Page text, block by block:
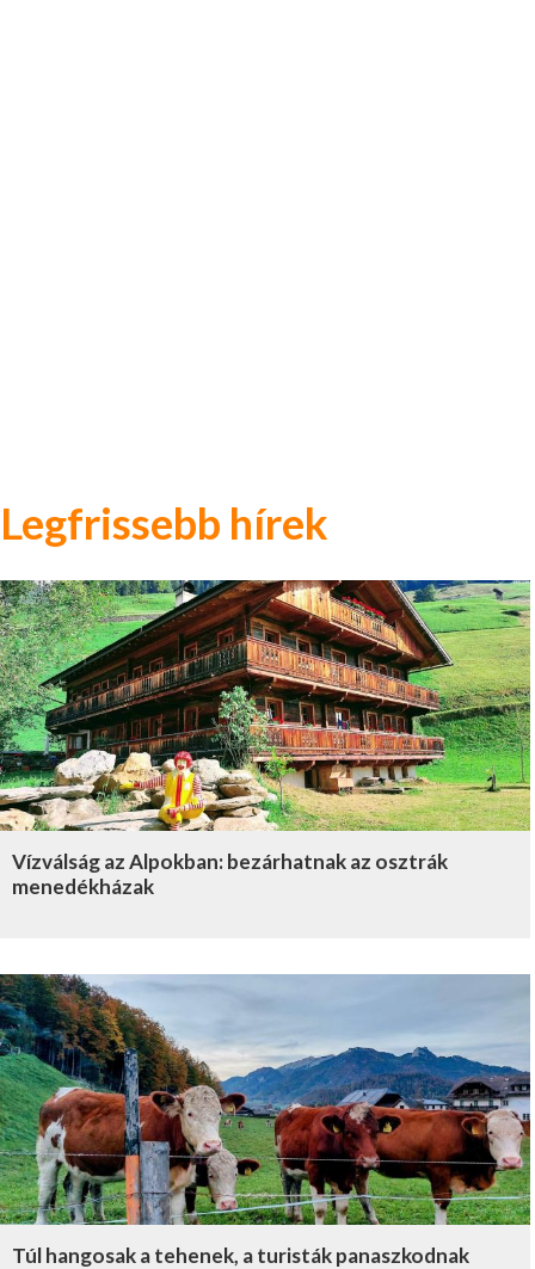
Legfrissebb hírek
Vízválság az Alpokban: bezárhatnak az osztrák
menedékházak
Túl hangosak a tehenek, a turisták panaszkodnak